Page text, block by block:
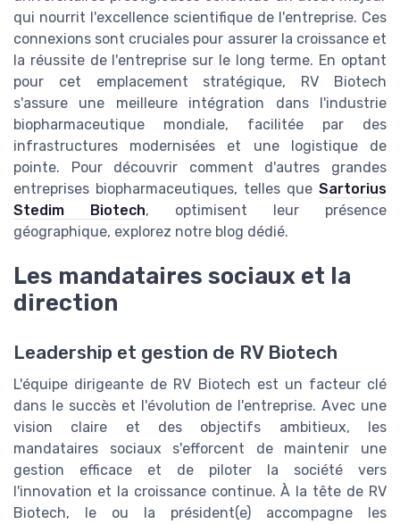
qui nourrit l'excellence scientifique de l'entreprise. Ces
connexions sont cruciales pour assurer la croissance et
la réussite de l'entreprise sur le long terme. En optant
pour cet emplacement stratégique, RV Biotech
s'assure une meilleure intégration dans l'industrie
biopharmaceutique mondiale, facilitée par des
infrastructures modernisées et une logistique de
pointe. Pour découvrir comment d'autres grandes
entreprises biopharmaceutiques, telles que Sartorius
Stedim Biotech, optimisent leur présence
géographique, explorez notre blog dédié.
Les mandataires sociaux et la
direction
Leadership et gestion de RV Biotech
L'équipe dirigeante de RV Biotech est un facteur clé
dans le succès et l'évolution de l'entreprise. Avec une
vision claire et des objectifs ambitieux, les
mandataires sociaux s'efforcent de maintenir une
gestion efficace et de piloter la société vers
l'innovation et la croissance continue. À la tête de RV
Biotech, le ou la président(e) accompagne les